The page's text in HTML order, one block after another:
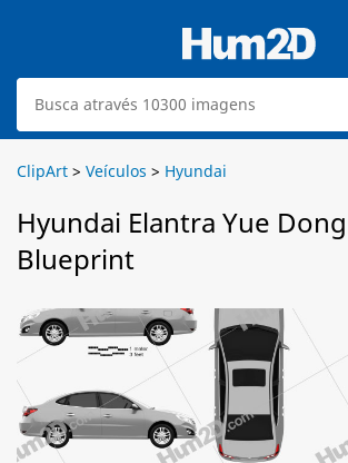
ClipArt > Veículos > Hyundai
Hyundai Elantra Yue Dong
Blueprint